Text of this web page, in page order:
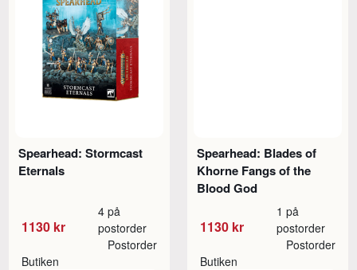
Spearhead: Stormcast
Eternals
1130 kr
4 på
postorder
Butiken
Postorder
Spearhead: Blades of
Khorne Fangs of the
Blood God
1130 kr
1 på
postorder
Butiken
Postorder